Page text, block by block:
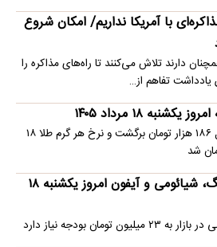
با آمریکا نداریم/ امکان شروع
دارند تلاش می‌کنند تا راه‌های مذاکره را
یادداشت تفاهم از…
۱۸ مرداد ۱۴۰۵
قیمت دلار در بازار آزاد به کانال ۱۸۶ هزار تومان برگشت و نرخ هر گرم طلا ۱۸
قیمت گوشی سامسونگ، شیائومی و آیفون امروز یکشنبه ۱۸
بودجه نیاز دارد